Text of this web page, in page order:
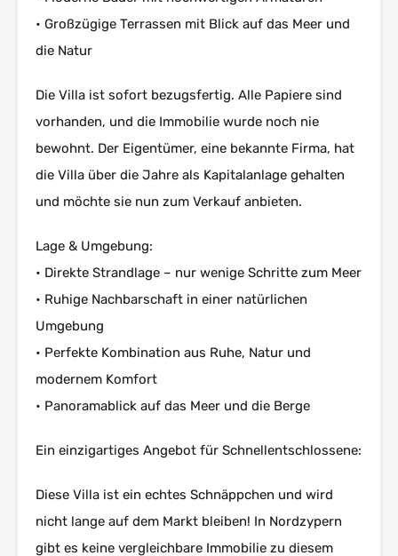
• Großzügige Terrassen mit Blick auf das Meer und
die Natur
Die Villa ist sofort bezugsfertig. Alle Papiere sind
vorhanden, und die Immobilie wurde noch nie
bewohnt. Der Eigentümer, eine bekannte Firma, hat
die Villa über die Jahre als Kapitalanlage gehalten
und möchte sie nun zum Verkauf anbieten.
Lage & Umgebung:
• Direkte Strandlage – nur wenige Schritte zum Meer
• Ruhige Nachbarschaft in einer natürlichen
Umgebung
• Perfekte Kombination aus Ruhe, Natur und
modernem Komfort
• Panoramablick auf das Meer und die Berge
Ein einzigartiges Angebot für Schnellentschlossene:
Diese Villa ist ein echtes Schnäppchen und wird
nicht lange auf dem Markt bleiben! In Nordzypern
gibt es keine vergleichbare Immobilie zu diesem